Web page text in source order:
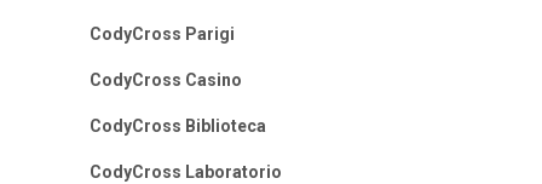
CodyCross Parigi
CodyCross Casino
CodyCross Biblioteca
CodyCross Laboratorio